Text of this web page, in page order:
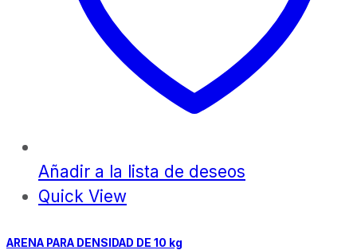
Añadir a la lista de deseos
Quick View
ARENA PARA DENSIDAD DE 10 kg